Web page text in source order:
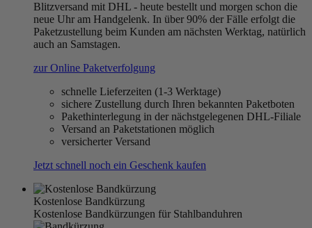
Blitzversand mit DHL - heute bestellt und morgen schon die
neue Uhr am Handgelenk. In über 90% der Fälle erfolgt die
Paketzustellung beim Kunden am nächsten Werktag, natürlich
auch an Samstagen.
zur Online Paketverfolgung
schnelle Lieferzeiten (1-3 Werktage)
sichere Zustellung durch Ihren bekannten Paketboten
Pakethinterlegung in der nächstgelegenen DHL-Filiale
Versand an Paketstationen möglich
versicherter Versand
Jetzt schnell noch ein Geschenk kaufen
Kostenlose Bandkürzung
Kostenlose Bandkürzungen für Stahlbanduhren